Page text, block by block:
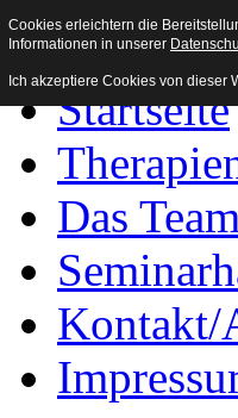
Heilpraxis
Startseite
Das Team
Kontakt/
Cookies erleichtern die
Informationen in unserer
Ich akzeptiere Cookies von dieser